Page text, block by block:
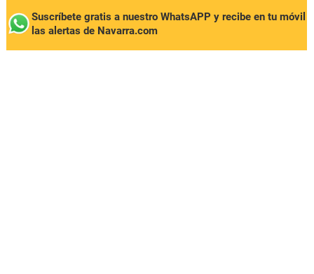
Suscríbete gratis a nuestro WhatsAPP y recibe en tu móvil
las alertas de Navarra.com